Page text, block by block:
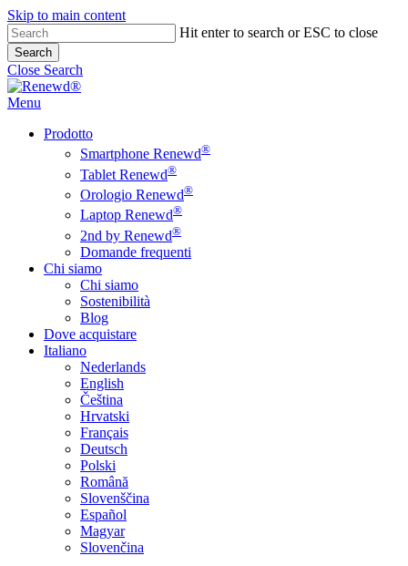
Skip to main content
Hit enter to search or ESC to close
Search
Close Search
Menu
Prodotto
Smartphone Renewd®
Tablet Renewd®
Orologio Renewd®
Laptop Renewd®
2nd by Renewd®
Domande frequenti
Chi siamo
Chi siamo
Sostenibilità
Blog
Dove acquistare
Italiano
Nederlands
English
Čeština
Hrvatski
Français
Deutsch
Polski
Română
Slovenščina
Español
Magyar
Slovenčina